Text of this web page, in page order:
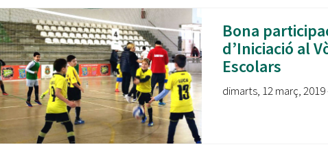
l'eclipsi solar
Bona
d’Iniciació al
Escolars
dimarts, 12 març, 2019